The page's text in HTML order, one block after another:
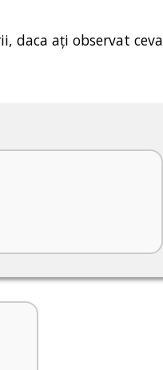
daca ați observat ceva